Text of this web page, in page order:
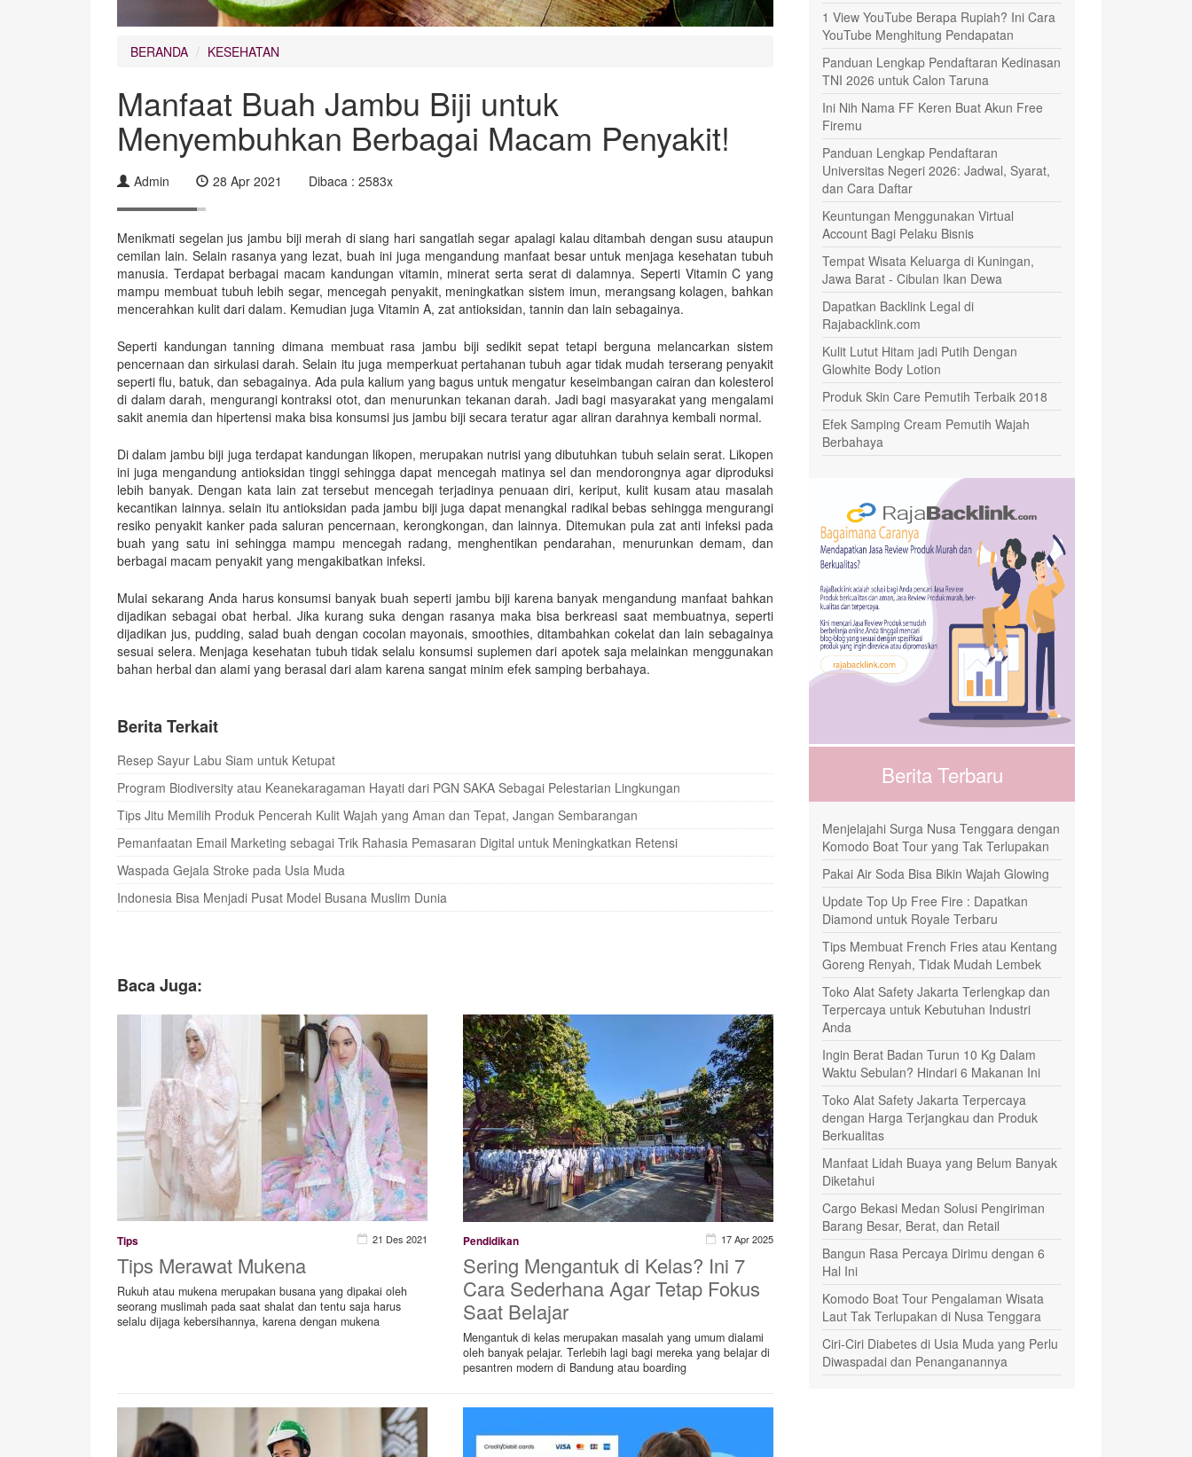
BERANDA KESEHATAN
Manfaat Buah Jambu Biji untuk
Menyembuhkan Berbagai Macam Penyakit!
Admin 28 Apr 2021 Dibaca : 2583x
Menikmati segelan jus jambu biji merah di siang hari sangatlah segar apalagi kalau ditambah dengan susu ataupun
cemilan lain. Selain rasanya yang lezat, buah ini juga mengandung manfaat besar untuk menjaga kesehatan tubuh
manusia. Terdapat berbagai macam kandungan vitamin, minerat serta serat di dalamnya. Seperti Vitamin C yang
mampu membuat tubuh lebih segar, mencegah penyakit, meningkatkan sistem imun, merangsang kolagen, bahkan
mencerahkan kulit dari dalam. Kemudian juga Vitamin A, zat antioksidan, tannin dan lain sebagainya.
Seperti kandungan tanning dimana membuat rasa jambu biji sedikit sepat tetapi berguna melancarkan sistem
pencernaan dan sirkulasi darah. Selain itu juga memperkuat pertahanan tubuh agar tidak mudah terserang penyakit
seperti flu, batuk, dan sebagainya. Ada pula kalium yang bagus untuk mengatur keseimbangan cairan dan kolesterol
di dalam darah, mengurangi kontraksi otot, dan menurunkan tekanan darah. Jadi bagi masyarakat yang mengalami
sakit anemia dan hipertensi maka bisa konsumsi jus jambu biji secara teratur agar aliran darahnya kembali normal.
Di dalam jambu biji juga terdapat kandungan likopen, merupakan nutrisi yang dibutuhkan tubuh selain serat. Likopen
ini juga mengandung antioksidan tinggi sehingga dapat mencegah matinya sel dan mendorongnya agar diproduksi
lebih banyak. Dengan kata lain zat tersebut mencegah terjadinya penuaan diri, keriput, kulit kusam atau masalah
kecantikan lainnya. selain itu antioksidan pada jambu biji juga dapat menangkal radikal bebas sehingga mengurangi
resiko penyakit kanker pada saluran pencernaan, kerongkongan, dan lainnya. Ditemukan pula zat anti infeksi pada
buah yang satu ini sehingga mampu mencegah radang, menghentikan pendarahan, menurunkan demam, dan
berbagai macam penyakit yang mengakibatkan infeksi.
Mulai sekarang Anda harus konsumsi banyak buah seperti jambu biji karena banyak mengandung manfaat bahkan
dijadikan sebagai obat herbal. Jika kurang suka dengan rasanya maka bisa berkreasi saat membuatnya, seperti
dijadikan jus, pudding, salad buah dengan cocolan mayonais, smoothies, ditambahkan cokelat dan lain sebagainya
sesuai selera. Menjaga kesehatan tubuh tidak selalu konsumsi suplemen dari apotek saja melainkan menggunakan
bahan herbal dan alami yang berasal dari alam karena sangat minim efek samping berbahaya.
Berita Terkait
Resep Sayur Labu Siam untuk Ketupat
Program Biodiversity atau Keanekaragaman Hayati dari PGN SAKA Sebagai Pelestarian Lingkungan
Tips Jitu Memilih Produk Pencerah Kulit Wajah yang Aman dan Tepat, Jangan Sembarangan
Pemanfaatan Email Marketing sebagai Trik Rahasia Pemasaran Digital untuk Meningkatkan Retensi
Waspada Gejala Stroke pada Usia Muda
Indonesia Bisa Menjadi Pusat Model Busana Muslim Dunia
Baca Juga:
Tips 21 Des 2021
Tips Merawat Mukena
Rukuh atau mukena merupakan busana yang dipakai oleh
seorang muslimah pada saat shalat dan tentu saja harus
selalu dijaga kebersihannya, karena dengan mukena
Pendidikan 17 Apr 2025
Sering Mengantuk di Kelas? Ini 7
Cara Sederhana Agar Tetap Fokus
Saat Belajar
Mengantuk di kelas merupakan masalah yang umum dialami
oleh banyak pelajar. Terlebih lagi bagi mereka yang belajar di
pesantren modern di Bandung atau boarding
1 View YouTube Berapa Rupiah? Ini Cara
YouTube Menghitung Pendapatan
Panduan Lengkap Pendaftaran Kedinasan
TNI 2026 untuk Calon Taruna
Ini Nih Nama FF Keren Buat Akun Free
Firemu
Panduan Lengkap Pendaftaran
Universitas Negeri 2026: Jadwal, Syarat,
dan Cara Daftar
Keuntungan Menggunakan Virtual
Account Bagi Pelaku Bisnis
Tempat Wisata Keluarga di Kuningan,
Jawa Barat - Cibulan Ikan Dewa
Dapatkan Backlink Legal di
Rajabacklink.com
Kulit Lutut Hitam jadi Putih Dengan
Glowhite Body Lotion
Produk Skin Care Pemutih Terbaik 2018
Efek Samping Cream Pemutih Wajah
Berbahaya
Berita Terbaru
Menjelajahi Surga Nusa Tenggara dengan
Komodo Boat Tour yang Tak Terlupakan
Pakai Air Soda Bisa Bikin Wajah Glowing
Update Top Up Free Fire : Dapatkan
Diamond untuk Royale Terbaru
Tips Membuat French Fries atau Kentang
Goreng Renyah, Tidak Mudah Lembek
Toko Alat Safety Jakarta Terlengkap dan
Terpercaya untuk Kebutuhan Industri
Anda
Ingin Berat Badan Turun 10 Kg Dalam
Waktu Sebulan? Hindari 6 Makanan Ini
Toko Alat Safety Jakarta Terpercaya
dengan Harga Terjangkau dan Produk
Berkualitas
Manfaat Lidah Buaya yang Belum Banyak
Diketahui
Cargo Bekasi Medan Solusi Pengiriman
Barang Besar, Berat, dan Retail
Bangun Rasa Percaya Dirimu dengan 6
Hal Ini
Komodo Boat Tour Pengalaman Wisata
Laut Tak Terlupakan di Nusa Tenggara
Ciri-Ciri Diabetes di Usia Muda yang Perlu
Diwaspadai dan Penanganannya